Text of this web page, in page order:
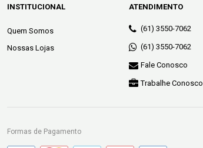
INSTITUCIONAL
Quem Somos
Nossas Lojas
ATENDIMENTO
(61) 3550-7062
(61) 3550-7062
Fale Conosco
Trabalhe Conosco
Formas de Pagamento